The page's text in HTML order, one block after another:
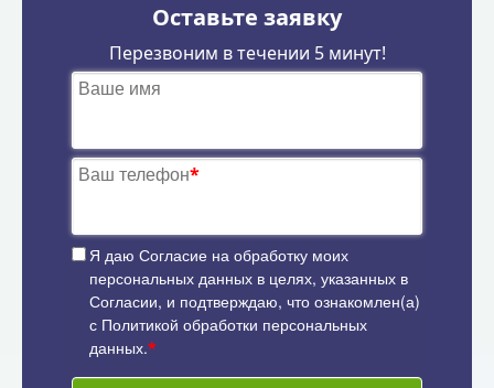
Оставьте заявку
Перезвоним в течении 5 минут!
Ваше имя
Ваш телефон*
Я даю Согласие на обработку моих
персональных данных в целях, указанных в
Согласии, и подтверждаю, что ознакомлен(а)
с Политикой обработки персональных
данных.*